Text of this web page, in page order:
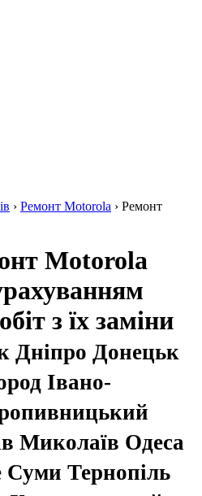
› Ремонт Motorola › Ремонт
Motorola
з їх заміни
Дніпро Донецьк
Івано-
Миколаїв Одеса
Суми Тернопіль